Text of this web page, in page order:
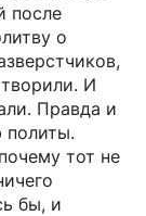
после
о
И
Правда и
политы.
тот не
бы, и